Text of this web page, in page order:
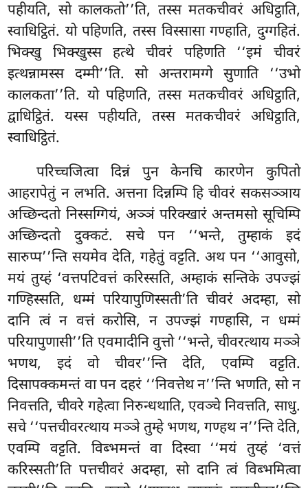
पहीयति, सो कालकतो’’ति, तस्स मतकचीवरं अधिट्ठाति,
स्वाधिट्ठितं. यो पहिणति, तस्स विस्सासा गण्हाति, दुग्गहितं.
भिक्खु भिक्खुस्स हत्थे चीवरं पहिणति ‘‘इमं चीवरं
इत्थन्नामस्स दम्मी’’ति. सो अन्तरामग्गे सुणाति ‘‘उभो
कालकता’’ति. यो पहिणति, तस्स मतकचीवरं अधिट्ठाति,
द्वाधिट्ठितं. यस्स पहीयति, तस्स मतकचीवरं अधिट्ठाति,
स्वाधिट्ठितं.
परिच्चजित्वा दिन्नं पुन केनचि कारणेन कुपितो
आहरापेतुं न लभति. अत्तना दिन्नम्पि हि चीवरं सकसञ्ञाय
अच्छिन्दतो निस्सग्गियं, अञ्ञं परिक्खारं अन्तमसो सूचिम्पि
अच्छिन्दतो दुक्कटं. सचे पन ‘‘भन्ते, तुम्हाकं इदं
सारुप्प’’न्ति सयमेव देति, गहेतुं वट्टति. अथ पन ‘‘आवुसो,
मयं तुय्हं ‘वत्तपटिवत्तं करिस्सति, अम्हाकं सन्तिके उपज्झं
गण्हिस्सति, धम्मं परियापुणिस्सती’ति चीवरं अदम्हा, सो
दानि त्वं न वत्तं करोसि, न उपज्झं गण्हासि, न धम्मं
परियापुणासी’’ति एवमादीनि वुत्तो ‘‘भन्ते, चीवरत्थाय मञ्ञे
भणथ, इदं वो चीवर’’न्ति देति, एवम्पि वट्टति.
दिसापक्कमन्तं वा पन दहरं ‘‘निवत्तेथ न’’न्ति भणति, सो न
निवत्तति, चीवरे गहेत्वा निरुन्धथाति, एवञ्चे निवत्तति, साधु.
सचे ‘‘पत्तचीवरत्थाय मञ्ञे तुम्हे भणथ, गण्हथ न’’न्ति देति,
एवम्पि वट्टति. विब्भमन्तं वा दिस्वा ‘‘मयं तुय्हं ‘वत्तं
करिस्सती’ति पत्तचीवरं अदम्हा, सो दानि त्वं विब्भमित्वा